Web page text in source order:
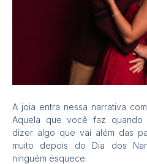
A joia entra nessa narrativa
Aquela que você faz
dizer algo que vai além das
muito depois do Dia dos
ninguém esquece.